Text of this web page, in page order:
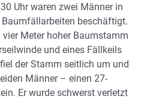
Uhr waren zwei Männer in
beschäftigt.
vier Meter hoher Baumstamm
und eines Fällkeils
der Stamm seitlich um und
Männer – einen 27-
Er wurde schwerst verletzt